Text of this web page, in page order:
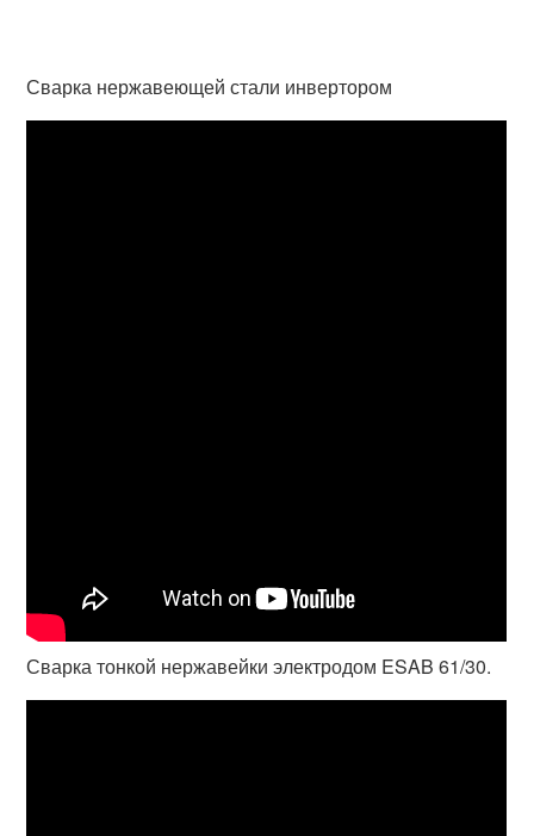
Сварка нержавеющей стали инвертором
Сварка тонкой нержавейки электродом ESAB 61/30.